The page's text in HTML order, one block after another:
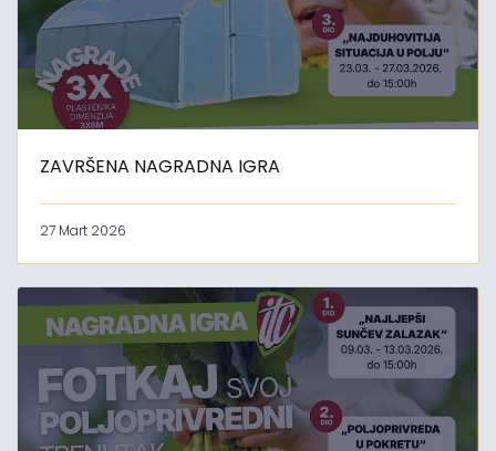
ZAVRŠENA NAGRADNA IGRA
27 Mart 2026